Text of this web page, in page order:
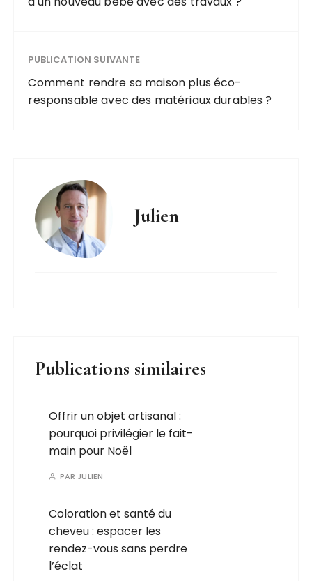
PUBLICATION SUIVANTE
Comment rendre sa maison plus éco-
responsable avec des matériaux durables ?
Julien
Publications similaires
Offrir un objet artisanal :
pourquoi privilégier le fait-
main pour Noël
PAR JULIEN
Coloration et santé du
cheveu : espacer les
rendez-vous sans perdre
l’éclat